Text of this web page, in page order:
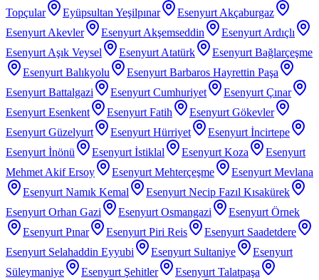
Topçular
Eyüpsultan Yeşilpınar
Esenyurt Akçaburgaz
Esenyurt Akevler
Esenyurt Akşemseddin
Esenyurt Ardıçlı
Esenyurt Aşık Veysel
Esenyurt Atatürk
Esenyurt Bağlarçeşme
Esenyurt Balıkyolu
Esenyurt Barbaros Hayrettin Paşa
Esenyurt Battalgazi
Esenyurt Cumhuriyet
Esenyurt Çınar
Esenyurt Esenkent
Esenyurt Fatih
Esenyurt Gökevler
Esenyurt Güzelyurt
Esenyurt Hürriyet
Esenyurt İncirtepe
Esenyurt İnönü
Esenyurt İstiklal Esenyurt Koza
Esenyurt
Mehmet Akif Ersoy
Esenyurt Mehterçeşme
Esenyurt Mevlana
Esenyurt Namık Kemal
Esenyurt Necip Fazıl Kısakürek
Esenyurt Orhan Gazi
Esenyurt Osmangazi
Esenyurt Örnek
Esenyurt Pınar
Esenyurt Piri Reis
Esenyurt Saadetdere
Esenyurt Selahaddin Eyyubi
Esenyurt Sultaniye
Esenyurt
Süleymaniye
Esenyurt Şehitler
Esenyurt Talatpaşa